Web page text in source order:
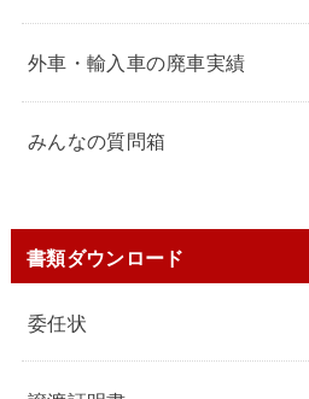
外車・輸入車の廃車実績
みんなの質問箱
書類ダウンロード
委任状